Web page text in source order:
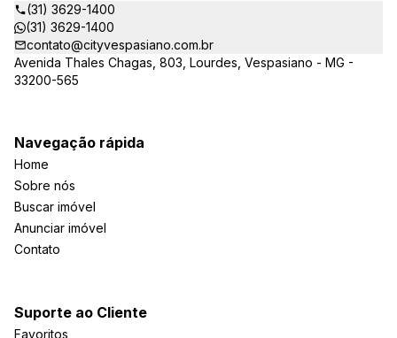
(31) 3629-1400
(31) 3629-1400
contato@cityvespasiano.com.br
Avenida Thales Chagas, 803, Lourdes, Vespasiano - MG -
33200-565
Navegação rápida
Home
Sobre nós
Buscar imóvel
Anunciar imóvel
Contato
Suporte ao Cliente
Favoritos